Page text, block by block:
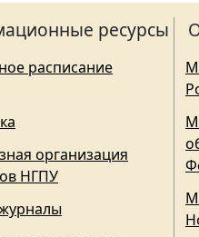
ресурсы
расписание
организация
НГПУ